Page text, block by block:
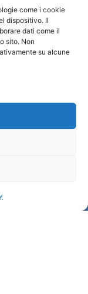
come i cookie
dispositivo. Il
dati come il
sito. Non
su alcune